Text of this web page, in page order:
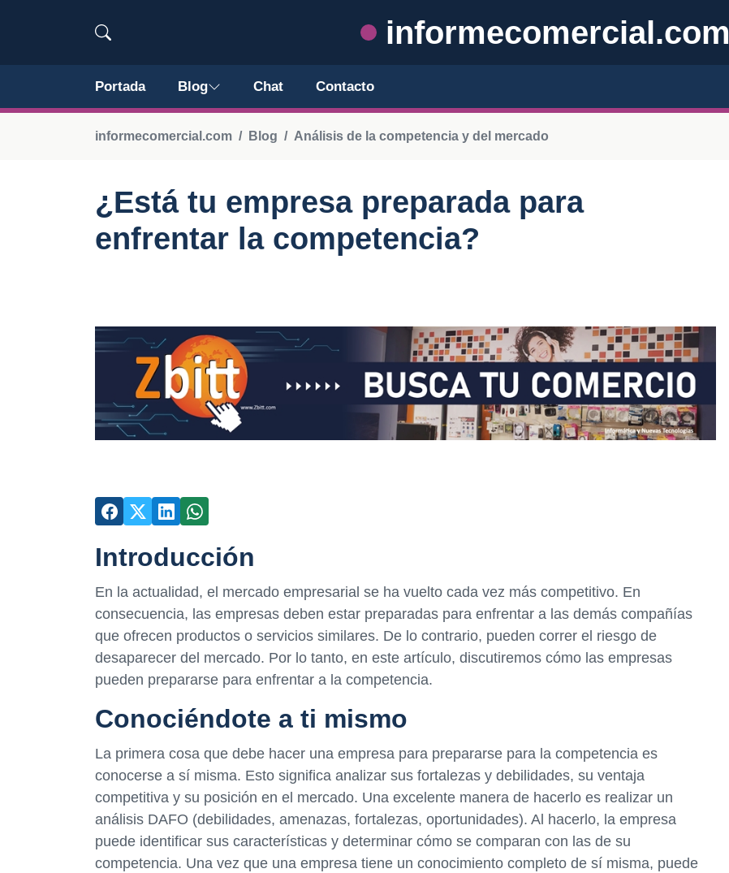
informecomercial.com
Portada Blog Chat Contacto
informecomercial.com Blog Análisis de la competencia y del mercado
¿Está tu empresa preparada para
enfrentar la competencia?
Introducción
En la actualidad, el mercado empresarial se ha vuelto cada vez más competitivo. En
consecuencia, las empresas deben estar preparadas para enfrentar a las demás compañías
que ofrecen productos o servicios similares. De lo contrario, pueden correr el riesgo de
desaparecer del mercado. Por lo tanto, en este artículo, discutiremos cómo las empresas
pueden prepararse para enfrentar a la competencia.
Conociéndote a ti mismo
La primera cosa que debe hacer una empresa para prepararse para la competencia es
conocerse a sí misma. Esto significa analizar sus fortalezas y debilidades, su ventaja
competitiva y su posición en el mercado. Una excelente manera de hacerlo es realizar un
análisis DAFO (debilidades, amenazas, fortalezas, oportunidades). Al hacerlo, la empresa
puede identificar sus características y determinar cómo se comparan con las de su
competencia. Una vez que una empresa tiene un conocimiento completo de sí misma, puede